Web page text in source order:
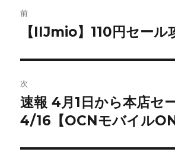
稿
ビ
ゲ
ー
シ
前
稿:
【IIJmio】110円セール
次
次
の
稿:
速報 4月1日から本店セ
4/16【OCNモバイル